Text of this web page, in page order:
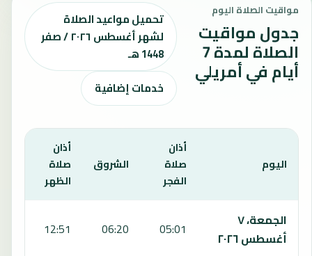
مواقيت الصلاة اليوم
جدول مواقيت
الصلاة لمدة 7
أيام في أمريلي
تحميل مواعيد الصلاة
لشهر أغسطس ٢٠٢٦ / صفر
1448 هـ
خدمات إضافية
اليوم
أذان
صلاة
الفجر
الشروق
أذان
صلاة
الظهر
الجمعة، ٧
أغسطس ٢٠٢٦
05:01
06:20
12:51